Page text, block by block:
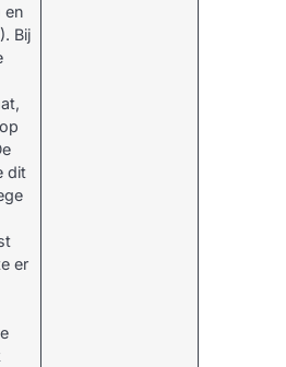
en
Bij
dit
er